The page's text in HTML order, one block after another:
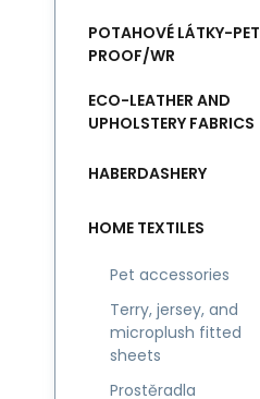
POTAHOVÉ LÁTKY-PET
PROOF/WR
ECO-LEATHER AND
UPHOLSTERY FABRICS
HABERDASHERY
HOME TEXTILES
Pet accessories
Terry, jersey, and
microplush fitted
sheets
Prostěradla